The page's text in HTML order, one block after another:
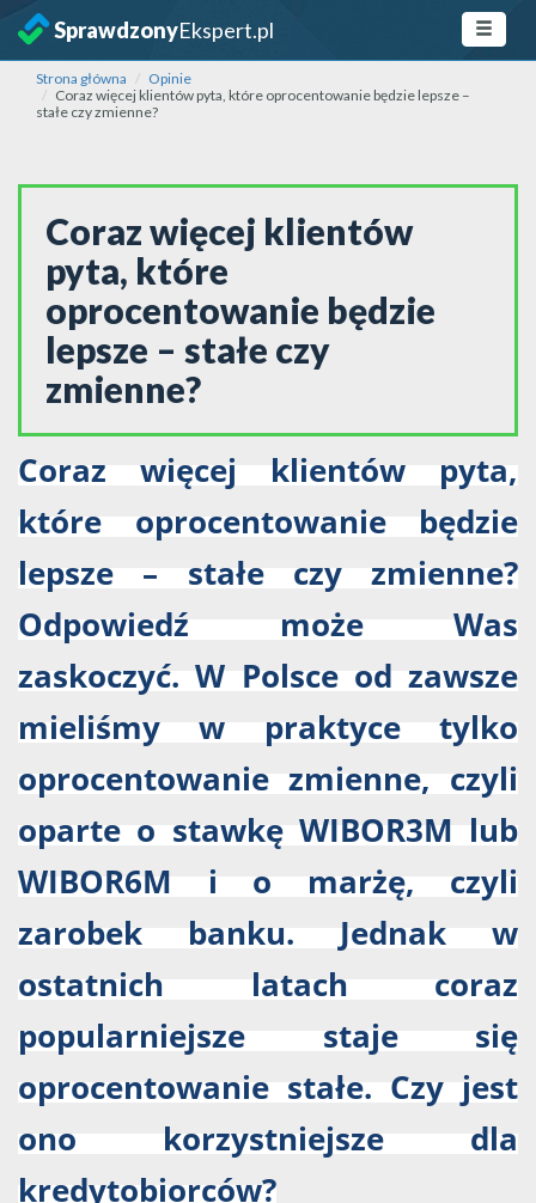
SprawdzonyEkspert.pl
Strona główna
Opinie
Coraz więcej klientów pyta, które oprocentowanie będzie lepsze –
stałe czy zmienne?
Coraz więcej klientów
pyta, które
oprocentowanie będzie
lepsze – stałe czy
zmienne?
Coraz więcej klientów pyta,
które oprocentowanie będzie
lepsze – stałe czy zmienne?
Odpowiedź może Was
zaskoczyć. W Polsce od zawsze
mieliśmy w praktyce tylko
oprocentowanie zmienne, czyli
oparte o stawkę WIBOR3M lub
WIBOR6M i o marżę, czyli
zarobek banku. Jednak w
ostatnich latach coraz
popularniejsze staje się
oprocentowanie stałe. Czy jest
ono korzystniejsze dla
kredytobiorców?